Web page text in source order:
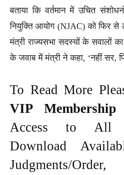
बताया कि वर्तमान में उचित
नियुक्ति आयोग (NJAC) को फिर से
मंत्री राज्यसभा सदस्यों के सवालों
के जवाब में मंत्री ने कहा, ‘नहीं सर,
To Read More
VIP Membership
Access to All
Download
Judgments/